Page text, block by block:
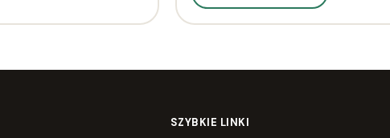
SZYBKIE LINKI